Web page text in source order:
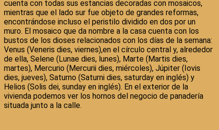
cuenta con todas sus estancias decoradas con mosaicos,
mientras que el lado sur fue objeto de grandes reformas,
encontrándose incluso el peristilo dividido en dos por un
muro. El mosaico que da nombre a la casa cuenta con los
bustos de los dioses relacionados con los días de la semana:
Venus (Veneris dies, viernes),en el círculo central y, alrededor
de ella, Selene (Lunae dies, lunes), Marte (Martis dies,
martes), Mercurio (Mercurii dies, miércoles), Júpiter (Iovis
dies, jueves), Saturno (Saturni dies, saturday en inglés) y
Helios (Solis dei, sunday en inglés). En el exterior de la
vivienda podemos ver los hornos del negocio de panadería
situada junto a la calle.